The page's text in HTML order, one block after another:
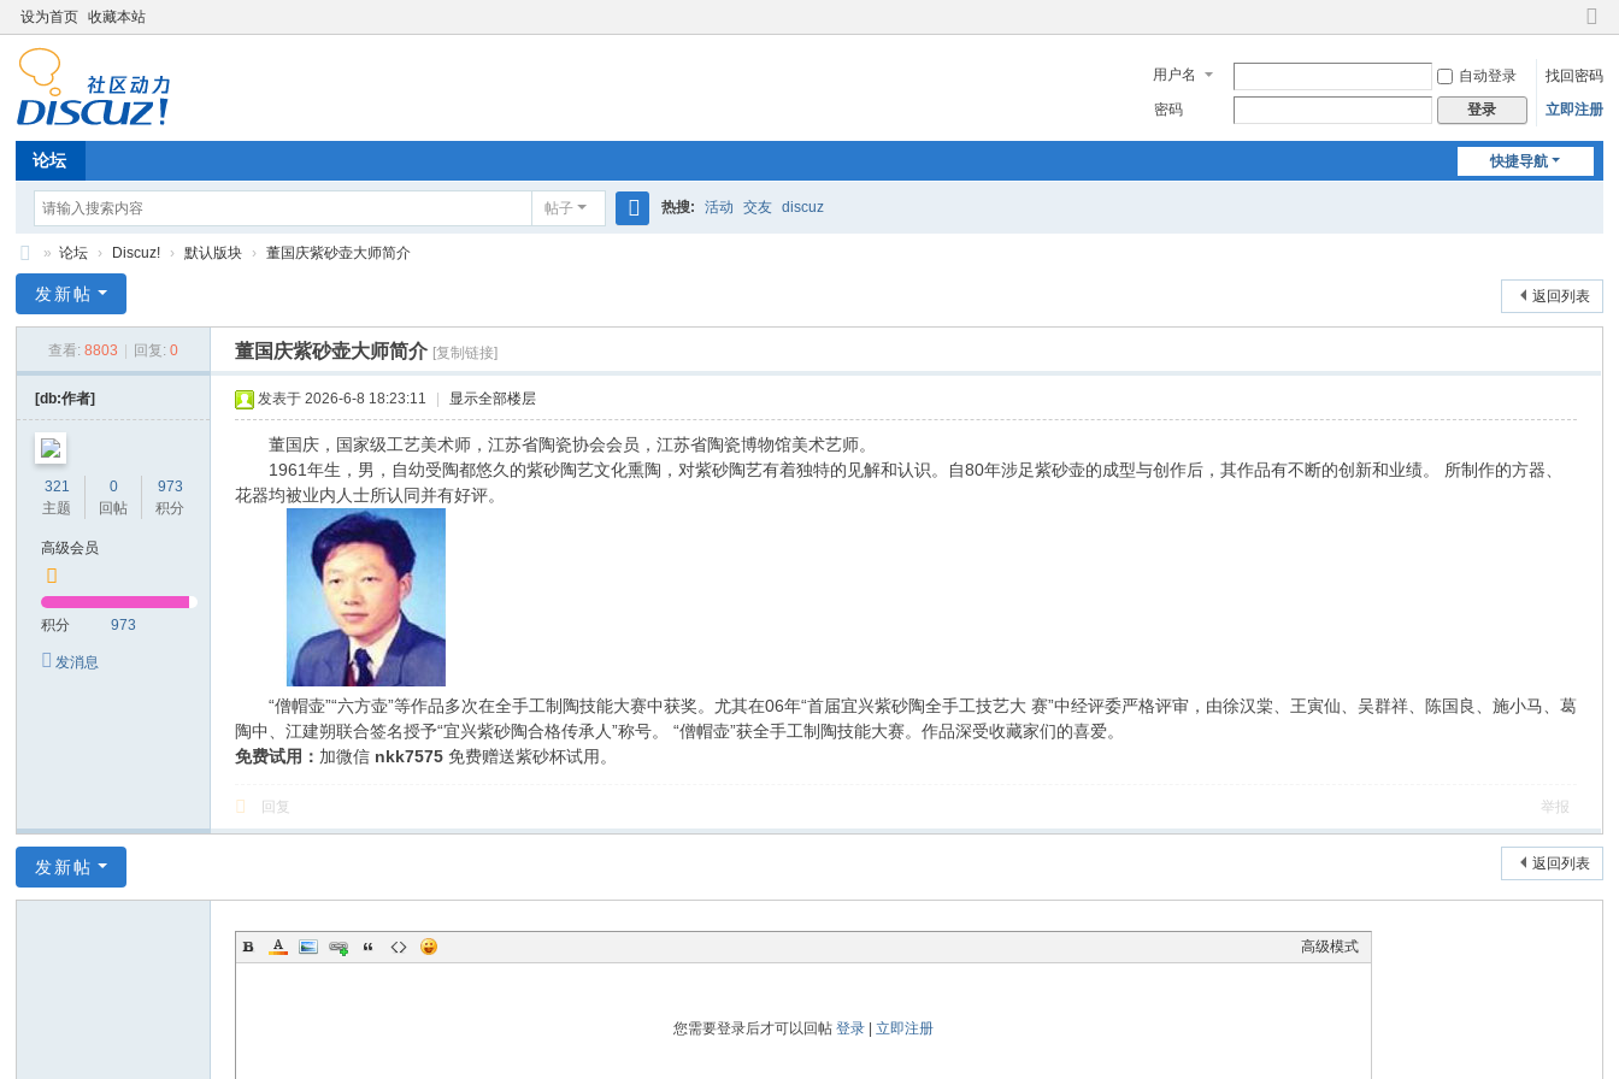
设为首页 收藏本站
切
到
窄
用户名 自动登录
找回密码
密码
登录 立即注册
快捷导航
论坛
帖子 热搜: 活动 交友 discuz
商
民
（
天
» 论坛 › Discuz! › 默认版块 › 董国庆紫砂壶大师简介
返回列表
发新帖
查看: 8803 回复: 0 董国庆紫砂壶大师简介 [复制链接]
[db:作者]
321
主题
0
回帖
973
积分
高级会员
积分 973
发消息
发表于 2026-6-8 18:23:11 显示全部楼层
董国庆，国家级工艺美术师，江苏省陶瓷协会会员，江苏省陶瓷博物馆美术艺师。
1961年生，男，自幼受陶都悠久的紫砂陶艺文化熏陶，对紫砂陶艺有着独特的见解和认识。自80年涉足紫砂壶的成型与创作后，其作品有不断的创新和业绩。 所制作的方器、
花器均被业内人士所认同并有好评。
“僧帽壶”“六方壶”等作品多次在全手工制陶技能大赛中获奖。尤其在06年“首届宜兴紫砂陶全手工技艺大 赛”中经评委严格评审，由徐汉棠、王寅仙、吴群祥、陈国良、施小马、葛
陶中、江建朔联合签名授予“宜兴紫砂陶合格传承人”称号。 “僧帽壶”获全手工制陶技能大赛。作品深受收藏家们的喜爱。
免费试用： 加微信 nkk7575免费赠送紫砂杯试用。
回复 举报
返回列表
发新帖
高级模式
您需要登录后才可以回帖登录 |立即注册